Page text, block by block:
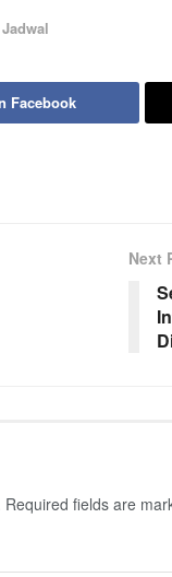
Jadwal
Facebook
Next
Required fields are